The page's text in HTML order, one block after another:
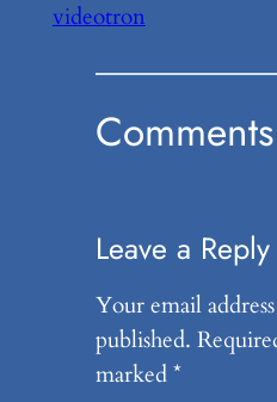
videotron
Comments
Leave a Reply
Your email
published.
marked*